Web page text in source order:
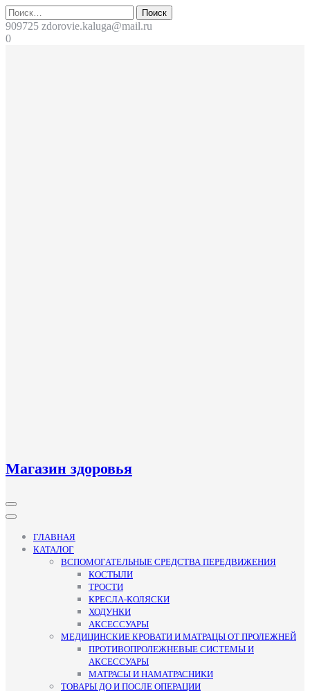
Перейти
к
содержимому
Поиск
909725 zdorovie.kaluga@mail.ru
0
Магазин здоровья
Кнопка
Открыть
ГЛАВНАЯ
КАТАЛОГ
ВСПОМОГАТЕЛЬНЫЕ СРЕДСТВА ПЕРЕДВИЖЕНИЯ
КОСТЫЛИ
ТРОСТИ
КРЕСЛА-КОЛЯСКИ
ХОДУНКИ
АКСЕССУАРЫ
МЕДИЦИНСКИЕ КРОВАТИ И МАТРАЦЫ ОТ ПРОЛЕЖНЕЙ
ПРОТИВОПРОЛЕЖНЕВЫЕ СИСТЕМЫ И
АКСЕССУАРЫ
МАТРАСЫ И НАМАТРАСНИКИ
ТОВАРЫ ДО И ПОСЛЕ ОПЕРАЦИИ